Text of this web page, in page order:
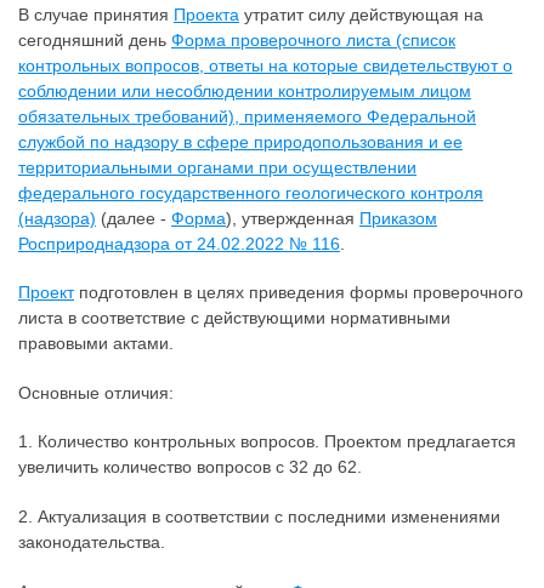
В случае принятия Проекта утратит силу действующая на
сегодняшний день Форма проверочного листа (список
контрольных вопросов, ответы на которые свидетельствуют о
соблюдении или несоблюдении контролируемым лицом
обязательных требований), применяемого Федеральной
службой по надзору в сфере природопользования и ее
территориальными органами при осуществлении
федерального государственного геологического контроля
(надзора) (далее - Форма), утвержденная Приказом
Росприроднадзора от 24.02.2022 № 116
Проектподготовлен в целях приведения формы проверочного
листа в соответствие с действующими нормативными
правовыми актами.
Основные отличия:
1. Количество контрольных вопросов. Проектом предлагается
увеличить количество вопросов с 32 до 62.
2. Актуализация в соответствии с последними изменениями
законодательства.